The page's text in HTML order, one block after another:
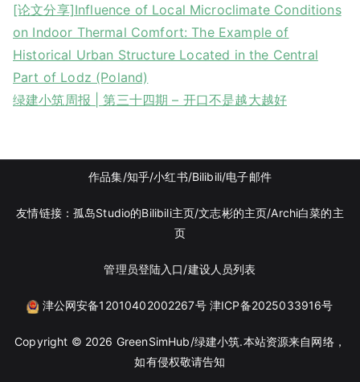
[论文分享]Influence of Local Microclimate Conditions
on Indoor Thermal Comfort: The Example of
Historical Urban Structure Located in the Central
Part of Lodz (Poland)
绿建小筑周报 | 第三十四期 – 开口不是越大越好
作品集/知乎/小红书/Bilibili/电子邮件
友情链接：孤岛Studio的Bilibili主页/文志彬的主页/Archi白菜的主
页
管理员登陆入口/建设人员列表
津公网安备12010402002267号 津ICP备2025033916号
Copyright © 2026 GreenSimHub/绿建小筑.本站资源来自网络，
如有侵权敬请告知